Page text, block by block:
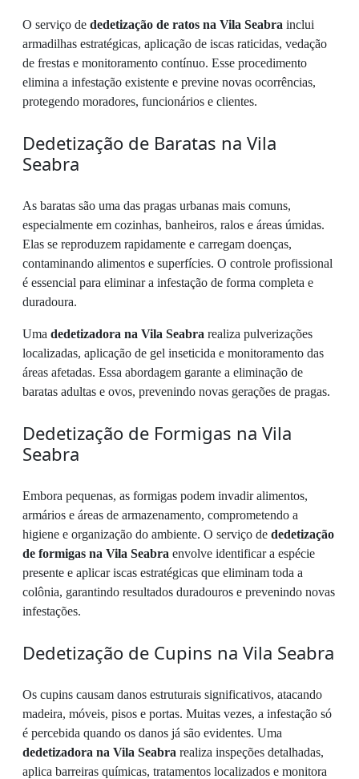
O serviço de dedetização de ratos na Vila Seabra inclui
armadilhas estratégicas, aplicação de iscas raticidas, vedação
de frestas e monitoramento contínuo. Esse procedimento
elimina a infestação existente e previne novas ocorrências,
protegendo moradores, funcionários e clientes.
Dedetização de Baratas na Vila
Seabra
As baratas são uma das pragas urbanas mais comuns,
especialmente em cozinhas, banheiros, ralos e áreas úmidas.
Elas se reproduzem rapidamente e carregam doenças,
contaminando alimentos e superfícies. O controle profissional
é essencial para eliminar a infestação de forma completa e
duradoura.
Uma dedetizadora na Vila Seabra realiza pulverizações
localizadas, aplicação de gel inseticida e monitoramento das
áreas afetadas. Essa abordagem garante a eliminação de
baratas adultas e ovos, prevenindo novas gerações de pragas.
Dedetização de Formigas na Vila
Seabra
Embora pequenas, as formigas podem invadir alimentos,
armários e áreas de armazenamento, comprometendo a
higiene e organização do ambiente. O serviço de dedetização
de formigas na Vila Seabra envolve identificar a espécie
presente e aplicar iscas estratégicas que eliminam toda a
colônia, garantindo resultados duradouros e prevenindo novas
infestações.
Dedetização de Cupins na Vila Seabra
Os cupins causam danos estruturais significativos, atacando
madeira, móveis, pisos e portas. Muitas vezes, a infestação só
é percebida quando os danos já são evidentes. Uma
dedetizadora na Vila Seabra realiza inspeções detalhadas,
aplica barreiras químicas, tratamentos localizados e monitora